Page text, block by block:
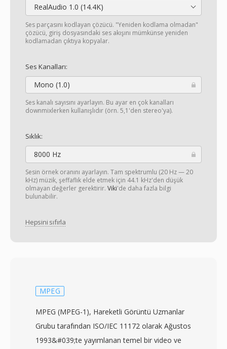
RealAudio 1.0 (14.4K)
Ses parçasını kodlayan çözücü. "Yeniden kodlama olmadan"
çözücü, giriş dosyasındaki ses akışını mümkünse yeniden
kodlamadan çıktıya kopyalar.
Ses Kanalları:
Mono (1.0)
Ses kanalı sayısını ayarlayın. Bu ayar en çok kanalları
downmixlerken kullanışlıdır (örn. 5,1'den stereo'ya).
Sıklık:
8000 Hz
Sesin örnek oranını ayarlayın. Tam spektrumlu (20 Hz — 20
kHz) müzik, şeffaflık elde etmek için 44.1 kHz'den düşük
olmayan değerler gerektirir. Viki'de daha fazla bilgi
bulunabilir.
Hepsini sıfırla
MPEG
MPEG (MPEG-1), Hareketli Görüntü Uzmanlar
Grubu tarafından ISO/IEC 11172 olarak Ağustos
1993&#039;te yayımlanan temel bir video ve